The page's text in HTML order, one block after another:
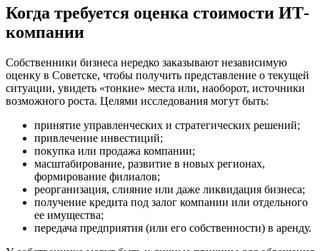
Когда требуется оценка стоимости ИТ-
компании
Собственники бизнеса нередко заказывают независимую
оценку в Советске, чтобы получить представление о текущей
ситуации, увидеть «тонкие» места или, наоборот, источники
возможного роста. Целями исследования могут быть:
принятие управленческих и стратегических решений;
привлечение инвестиций;
покупка или продажа компании;
масштабирование, развитие в новых регионах,
формирование филиалов;
реорганизация, слияние или даже ликвидация бизнеса;
получение кредита под залог компании или отдельного
ее имущества;
передача предприятия (или его собственности) в аренду.
Белорецк
Белореченск
Белоярский
Березники
Бийск
Биробиджан
Бирюч
Благовещенск
Благодарный
Богородицк
Боготол
Большой Камень